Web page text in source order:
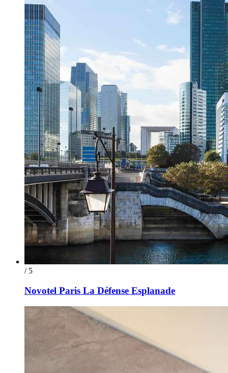
/ 5
Novotel Paris La Défense Esplanade